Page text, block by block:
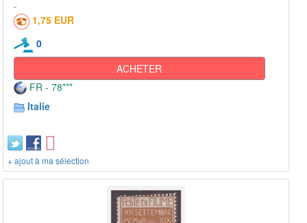
1,75 EUR
0
ACHETER
FR - 78***
Italie
+ ajout à ma sélection